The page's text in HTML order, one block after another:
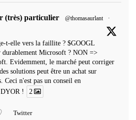
(très) particulier @thomasaurlant
·
t-elle vers la faillite ? $GOOGL
durablement Microsoft ? NON =>
Evidemment, le marché peut corriger
solutions peut être un achat sur
Ceci n'est pas un conseil en
!
2
Twitter